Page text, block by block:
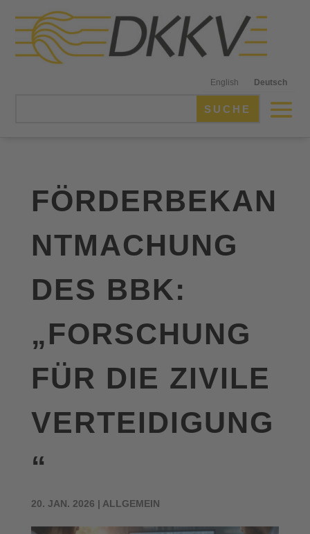
English Deutsch
FÖRDERBEKAN
NTMACHUNG
DES BBK:
„FORSCHUNG
FÜR DIE ZIVILE
VERTEIDIGUNG
“
20. JAN. 2026 | ALLGEMEIN